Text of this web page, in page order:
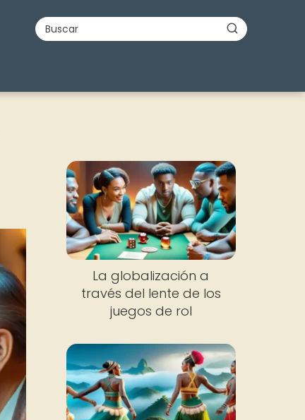
La globalización a
través del lente de los
juegos de rol